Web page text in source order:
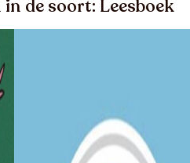
de soort: Leesboek